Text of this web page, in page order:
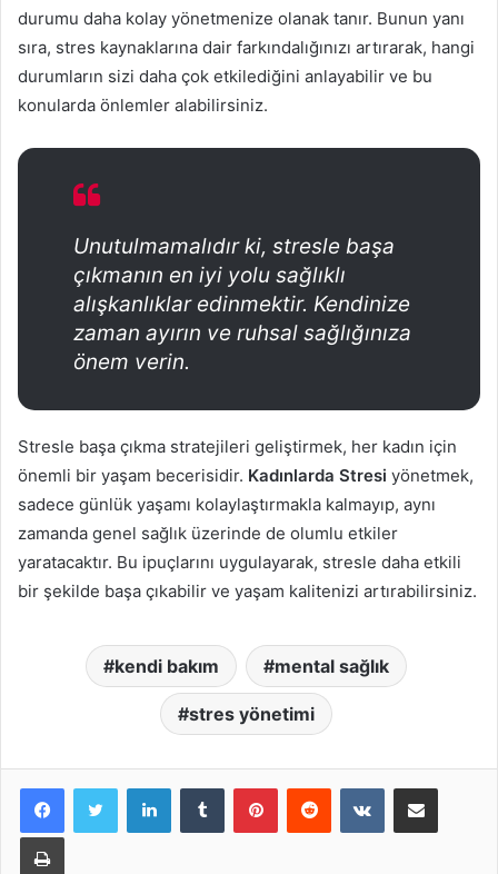
durumu daha kolay yönetmenize olanak tanır. Bunun yanı
sıra, stres kaynaklarına dair farkındalığınızı artırarak, hangi
durumların sizi daha çok etkilediğini anlayabilir ve bu
konularda önlemler alabilirsiniz.
Unutulmamalıdır ki, stresle başa
çıkmanın en iyi yolu sağlıklı
alışkanlıklar edinmektir. Kendinize
zaman ayırın ve ruhsal sağlığınıza
önem verin.
Stresle başa çıkma stratejileri geliştirmek, her kadın için
önemli bir yaşam becerisidir. Kadınlarda Stresi yönetmek,
sadece günlük yaşamı kolaylaştırmakla kalmayıp, aynı
zamanda genel sağlık üzerinde de olumlu etkiler
yaratacaktır. Bu ipuçlarını uygulayarak, stresle daha etkili
bir şekilde başa çıkabilir ve yaşam kalitenizi artırabilirsiniz.
kendi bakım mental sağlık
stres yönetimi
LinkedInTumblr PinterestReddit VKontakteE-Posta ile paylaş
Yazdır